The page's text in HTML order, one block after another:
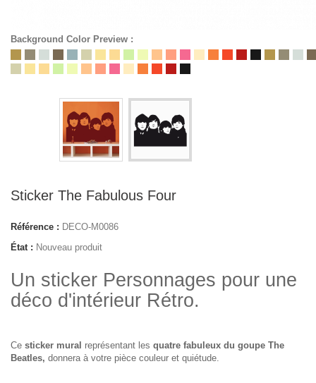
Background Color Preview :
Sticker The Fabulous Four
Référence : DECO-M0086
État : Nouveau produit
Un sticker Personnages pour une
déco d'intérieur Rétro.
Ce sticker mural représentant les quatre fabuleux du goupe The
Beatles, donnera à votre pièce couleur et quiétude.